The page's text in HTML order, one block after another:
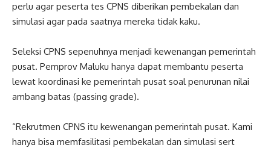
perlu agar peserta tes CPNS diberikan pembekalan dan
simulasi agar pada saatnya mereka tidak kaku.
Seleksi CPNS sepenuhnya menjadi kewenangan pemerintah
pusat. Pemprov Maluku hanya dapat membantu peserta
lewat koordinasi ke pemerintah pusat soal penurunan nilai
ambang batas (passing grade).
“Rekrutmen CPNS itu kewenangan pemerintah pusat. Kami
hanya bisa memfasilitasi pembekalan dan simulasi sert